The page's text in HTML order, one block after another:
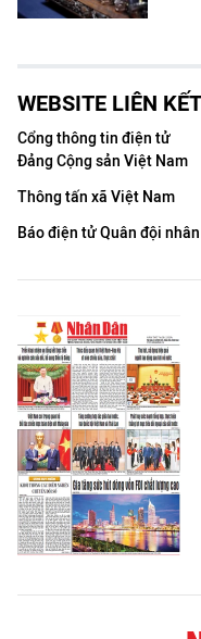
WEBSITE LIÊN KẾT
Cổng thông tin điện tử
Đảng Cộng sản Việt Nam
Thông tấn xã Việt Nam
Báo điện tử Quân đội